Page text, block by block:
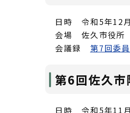
日時 令和5年12
会場 佐久市役所
会議録 第7回委
第6回佐久
日時 令和5年11